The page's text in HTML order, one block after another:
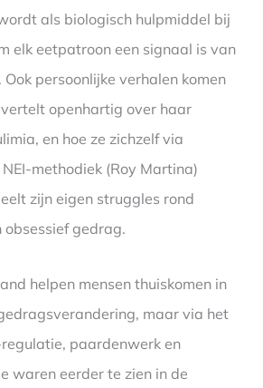
als biologisch hulpmiddel bij
elk eetpatroon een signaal is van
persoonlijke verhalen komen
openhartig over haar
en hoe ze zichzelf via
methodiek (Roy Martina)
zijn eigen struggles rond
obsessief gedrag.
helpen mensen thuiskomen in
maar via het
paardenwerk en
waren eerder te zien in de